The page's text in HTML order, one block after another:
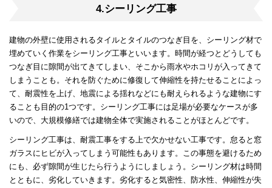
4.シーリング工事
建物の外壁に使用されるタイルとタイルのつなぎ目を、シーリング材で
埋めていく作業をシーリング工事といいます。時間が経つとどうしても
つなぎ目に隙間が出てきてしまい、そこから雨水やホコリが入ってきて
しまうことも。それを防ぐために修復して伸縮性を持たせることによっ
て、耐震性を上げ、地震による揺れなどにも耐えられるような建物にす
ることも目的の1つです。シーリング工事には足場が必要なケースが多
いので、大規模修繕では建物全体で実施されることがほとんどです。
シーリング工事は、耐震工事をする上で欠かせない工事です。怠ると窓
ガラスにヒビが入ってしまう可能性もあります。この事態を避けるため
にも、必ず隙間が生じたら行うようにしましょう。シーリング材は時間
とともに、劣化していきます。劣化すると気密性、防水性、伸縮性が失